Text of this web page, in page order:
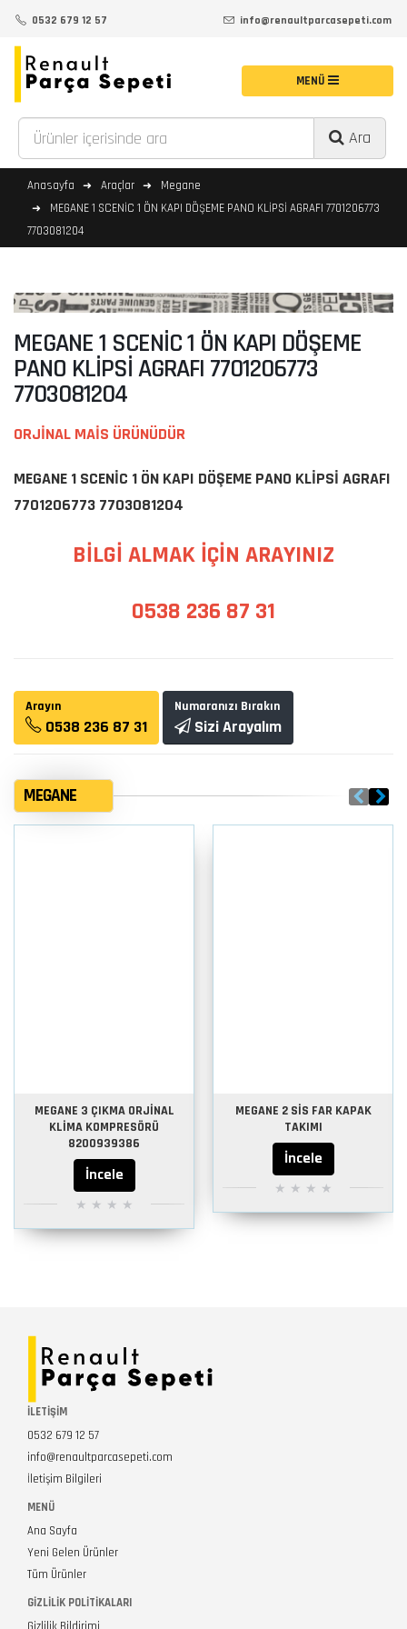
0532 679 12 57 info@renaultparcasepeti.com
Ara
Anasayfa Araçlar
Megane
MEGANE 1 SCENİC 1 ÖN KAPI DÖŞEME PANO KLİPSİ AGRAFI 7701206773
7703081204
MEGANE 1 SCENİC 1 ÖN KAPI DÖŞEME
PANO KLİPSİ AGRAFI 7701206773
7703081204
ORJİNAL MAİS ÜRÜNÜDÜR
MEGANE 1 SCENİC 1 ÖN KAPI DÖŞEME PANO KLİPSİ AGRAFI
7701206773 7703081204
BİLGİ ALMAK İÇİN ARAYINIZ
0538 236 87 31
Arayın
0538 236 87 31
Numaranızı Bırakın
Sizi Arayalım
MEGANE
MEGANE 3 ÇIKMA ORJİNAL
KLİMA KOMPRESÖRÜ
8200939386
İncele
MEGANE 2 SİS FAR KAPAK
TAKIMI
İncele
İLETİŞİM
0532 679 12 57
info@renaultparcasepeti.com
İletişim Bilgileri
MENÜ
Ana Sayfa
Yeni Gelen Ürünler
Tüm Ürünler
GIZLILIK POLITIKALARI